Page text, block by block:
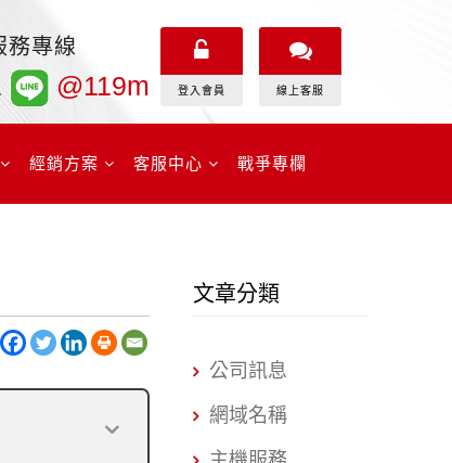
務專線
@119m 登入會員 線上客服
經銷方案 客服中心 戰爭專欄
文章分類
公司訊息
網域名稱